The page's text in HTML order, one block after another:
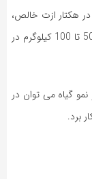
است از 75 تا 100 کیلوگرم در هکتار ازت خالص،
75 تا 100 کیلوگرم در هکتار اسید فسفریک خالص و 50 تا 100 کیلوگرم در
گیاه می توان در